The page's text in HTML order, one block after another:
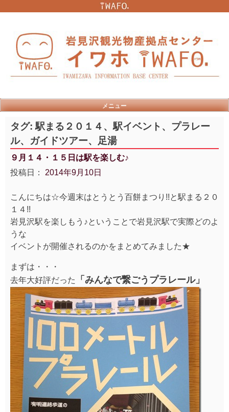
メニュー
タグ:駅まる２０１４、駅イベント、プラレー
ル、ガイドツアー、足湯
９月１４・１５日は駅を楽しむ♪
投稿日： 2014年9月10日
こんにちは☆今週末はとうとう百餅まつり!!と駅まる２０
１４!!
岩見沢駅を楽しもう♪ということで岩見沢駅で実際どのよ
うな
イベントが開催されるのかをまとめてみました★
まずは・・・
去年大好評だった
「みんなで繋ごうプラレール」